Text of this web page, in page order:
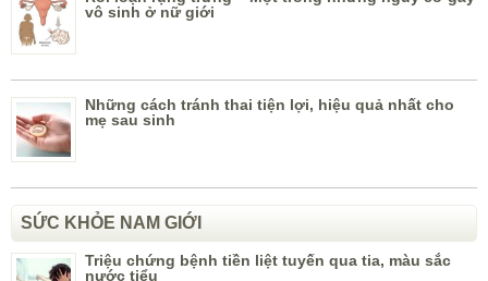
vô sinh ở nữ giới
Những cách tránh thai tiện lợi, hiệu quả nhất cho
mẹ sau sinh
SỨC KHỎE NAM GIỚI
Triệu chứng bệnh tiền liệt tuyến qua tia, màu sắc
nước tiểu